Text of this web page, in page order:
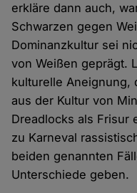
erkläre dann auch,
Schwarzen gegen
Dominanzkultur sei
von Weißen geprägt.
kulturelle Aneignung,
aus der Kultur von
Dreadlocks als Frisur
zu Karneval
beiden genannten
Unterschiede geben.